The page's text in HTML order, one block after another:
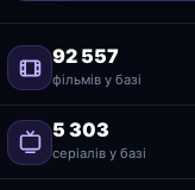
92 557
фільмів у базі
5 303
серіалів у базі